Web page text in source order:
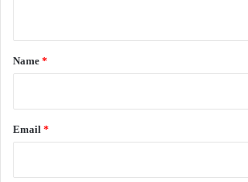
*
Name *
Email *